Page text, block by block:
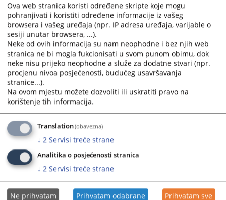
Trenutno nema vijesti
Ova web stranica koristi određene skripte koje mogu
pohranjivati i koristiti određene informacije iz vašeg
browsera i vašeg uređaja (npr. IP adresa uređaja, varijable o
sesiji unutar browsera, ...).
Neke od ovih informacija su nam neophodne i bez njih web
stranica ne bi mogla fukcionisati u svom punom obimu, dok
neke nisu prijeko neophodne a služe za dodatne stvari (npr.
procjenu nivoa posjećenosti, budućeg usavršavanja
stranice...).
Na ovom mjestu možete dozvoliti ili uskratiti pravo na
korištenje tih informacija.
Translation(obavezna)
↓ 2 Servisi treće strane
Analitika o posjećenosti stranica
↓ 2 Servisi treće strane
Ne prihvatam Prihvatam odabrane Prihvatam sve